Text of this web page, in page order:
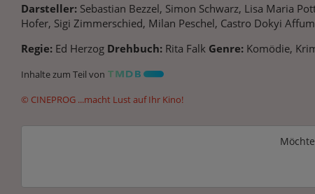
Darsteller: Sebastian Bezzel, Simon Schwarz, Lisa Maria
Hofer, Sigi Zimmerschied, Milan Peschel, Castro Dokyi
Regie: Ed Herzog Drehbuch: Rita Falk Genre: Komödie,
Inhalte zum Teil von
© CINEPROG ...macht Lust auf Ihr Kino!